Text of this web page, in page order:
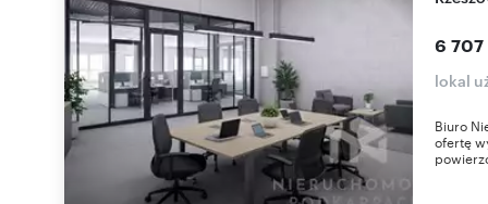
6 707
lokal
Biuro
ofertę